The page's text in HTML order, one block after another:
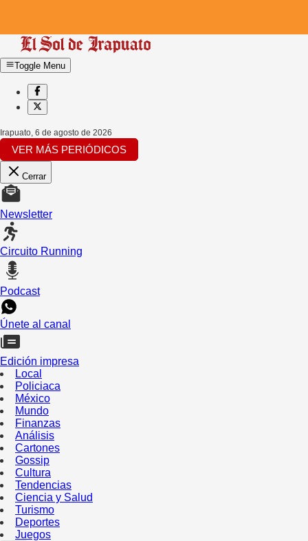
Toggle Menu
Irapuato, 6 de agosto de 2026
VER MÁS PERIÓDICOS
Cerrar
Newsletter
Circuito Running
Podcast
Únete al canal
Edición impresa
Local
Policiaca
México
Mundo
Finanzas
Análisis
Cartones
Gossip
Cultura
Tendencias
Ciencia y Salud
Turismo
Deportes
Juegos